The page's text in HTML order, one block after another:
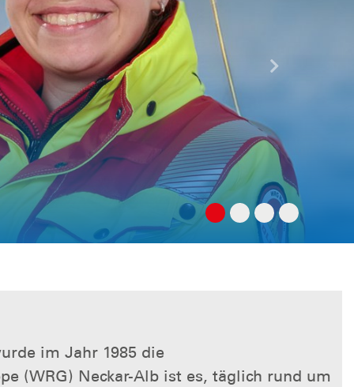
Nächste
im Jahr 1985 die
(WRG) Neckar-Alb ist es, täglich rund um